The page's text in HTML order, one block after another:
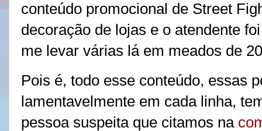
conteúdo promocional de Street
decoração de lojas e o atendente
me levar várias lá em meados de
Pois é, todo esse conteúdo, essas
lamentavelmente em cada linha,
pessoa suspeita que citamos na